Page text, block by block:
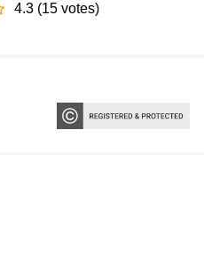
4.3 (15 votes)